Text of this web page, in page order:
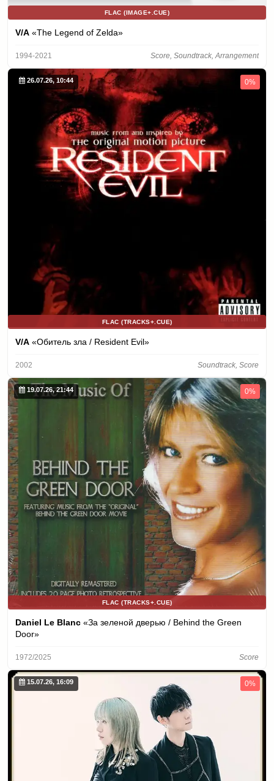
FLAC (IMAGE+.CUE)
V/A «The Legend of Zelda»
1994-2021 Score, Soundtrack, Arrangement
26.07.26, 10:44 0%
FLAC (TRACKS+.CUE)
V/A «Обитель зла / Resident Evil»
2002 Soundtrack, Score
19.07.26, 21:44 0%
FLAC (TRACKS+.CUE)
Daniel Le Blanc «За зеленой дверью / Behind the Green
Door»
1972/2025 Score
15.07.26, 16:09 0%